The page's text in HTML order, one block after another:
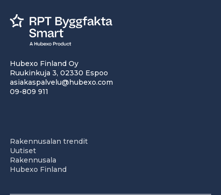
Hubexo Finland Oy
Ruukinkuja 3, 02330 Espoo
asiakaspalvelu@hubexo.com
09-809 911
Rakennusalan trendit
Uutiset
Rakennusala
Hubexo Finland